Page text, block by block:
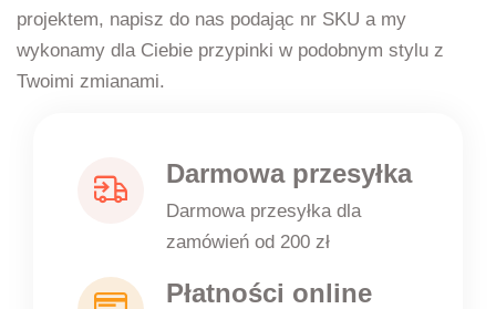
projektem, napisz do nas podając nr SKU a my
wykonamy dla Ciebie przypinki w podobnym stylu z
Twoimi zmianami.
Darmowa przesyłka
Darmowa przesyłka dla
zamówień od 200 zł
Płatności online